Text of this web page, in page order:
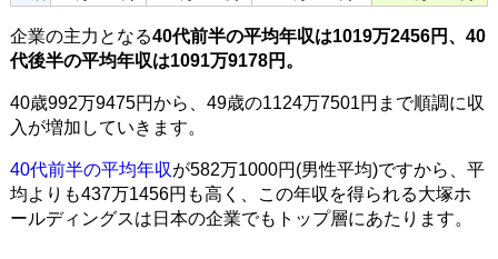
企業の主力となる40代前半の平均年収は1019万2456円、40
代後半の平均年収は1091万9178円。
40歳992万9475円から、49歳の1124万7501円まで順調に収
入が増加していきます。
40代前半の平均年収が582万1000円(男性平均)ですから、平
均よりも437万1456円も高く、この年収を得られる大塚ホ
ールディングスは日本の企業でもトップ層にあたります。